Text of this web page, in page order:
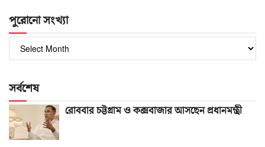
পুরোনো সংখ্যা
সংখ্যা
সর্বশেষ
রোববার চট্টগ্রাম ও কক্সবাজার আসছেন প্রধানমন্ত্রী